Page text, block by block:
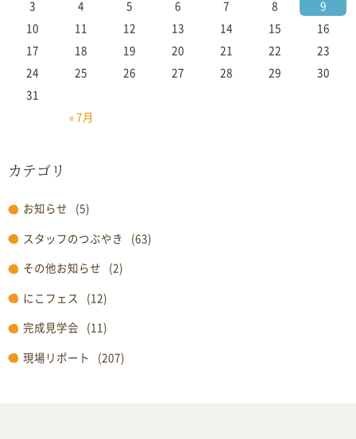
« 7月
3
4 5 6 7 8
9
10
11 12 13 14 15
16
17
18 19 20 21 22
23
24
25 26 27 28 29
30
31
カテゴリ
お知らせ (5)
スタッフのつぶやき
(63)
その他お知らせ (2)
にこフェス
(12)
完成見学会 (11)
現場リポート
(207)